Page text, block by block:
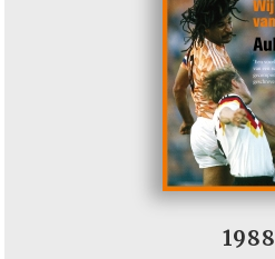
1988